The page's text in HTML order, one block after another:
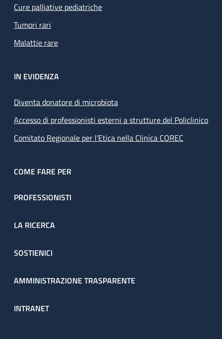
Cure palliative pediatriche
Tumori rari
Malattie rare
IN EVIDENZA
Diventa donatore di microbiota
Accesso di professionisti esterni a strutture del Policlinico
Comitato Regionale per l’Etica nella Clinica COREC
COME FARE PER
PROFESSIONISTI
LA RICERCA
SOSTIENICI
AMMINISTRAZIONE TRASPARENTE
INTRANET